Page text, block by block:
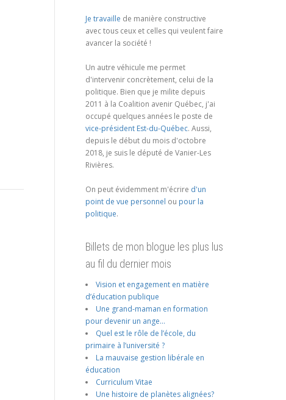
Je travaille de manière constructive
avec tous ceux et celles qui veulent faire
avancer la société !
Un autre véhicule me permet
d'intervenir concrètement, celui de la
politique. Bien que je milite depuis
2011 à la Coalition avenir Québec, j'ai
occupé quelques années le poste de
vice-président Est-du-Québec. Aussi,
depuis le début du mois d'octobre
2018, je suis le député de Vanier-Les
Rivières.
On peut évidemment m'écrire d'un
point de vue personnel ou pour la
politique.
Billets de mon blogue les plus lus
au fil du dernier mois
Vision et engagement en matière
d’éducation publique
Une grand-maman en formation
pour devenir un ange…
Quel est le rôle de l’école, du
primaire à l’université ?
La mauvaise gestion libérale en
éducation
Curriculum Vitae
Une histoire de planètes alignées?